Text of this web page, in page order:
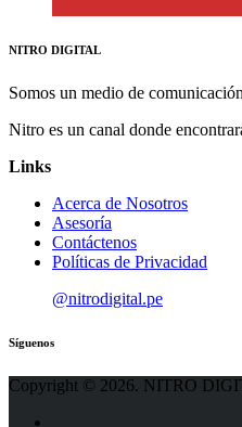
NITRO DIGITAL
Somos un medio de
Nitro es un canal donde
Links
Acerca de Nosotros
Asesoría
Contáctenos
Políticas de Privacidad
@nitrodigital.pe
Síguenos
Copyright © 2026. NITRO